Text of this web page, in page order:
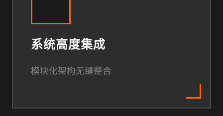
系统高度集成
模块化架构无缝整合